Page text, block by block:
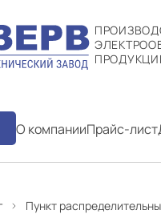
О компанииПрайс-лист
Пункт